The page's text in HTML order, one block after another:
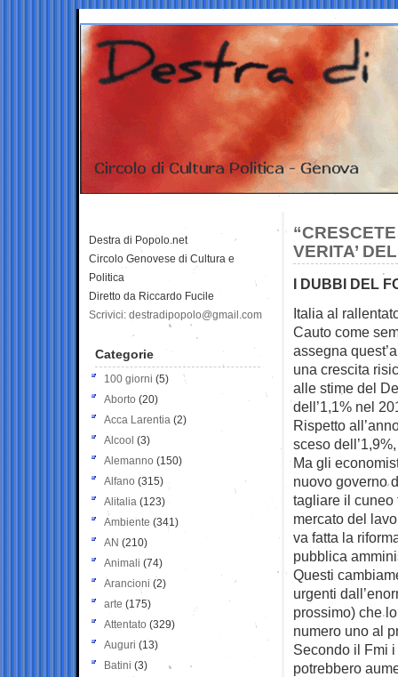
VERITA’
I DUBBI DEL
Italia al
Cauto come
assegna
una crescita
alle stime del
dell’1,1% nel
Rispetto
sceso
Ma gli
nuovo governo
tagliare il cuneo
mercato del
va fatta la
pubblica
Questi
urgenti
prossimo) che
numero uno al
Secondo il Fmi
potrebbero
Destra di Popolo.net
Circolo Genovese di Cultura e
Politica
Diretto da Riccardo Fucile
Scrivici: destradipopolo@gmail.com
Categorie
100 giorni (5)
Aborto (20)
Acca Larentia (2)
Alcool (3)
Alemanno (150)
Alfano (315)
Alitalia (123)
Ambiente (341)
AN (210)
Animali (74)
Arancioni (2)
arte (175)
Attentato (329)
Auguri (13)
Batini (3)